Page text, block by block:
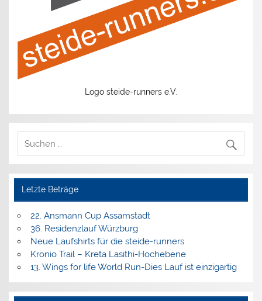
Logo steide-runners e.V.
Letzte Beträge
22. Ansmann Cup Assamstadt
36. Residenzlauf Würzburg
Neue Laufshirts für die steide-runners
Kronio Trail – Kreta Lasithi-Hochebene
13. Wings for life World Run-Dies Lauf ist einzigartig